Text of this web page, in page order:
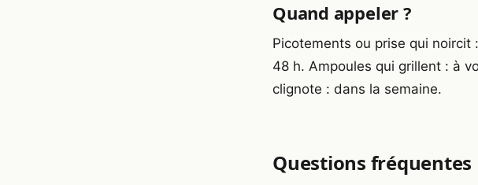
Quand appeler ?
Picotements ou prise qui noircit :
48 h. Ampoules qui grillent : à
clignote : dans la semaine.
Questions fréquentes